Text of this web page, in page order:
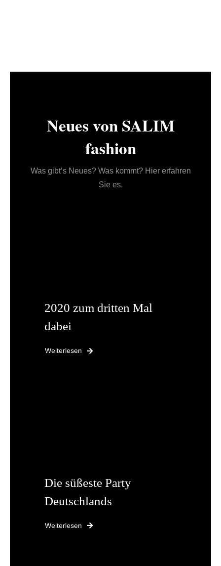
Neues von SALIM
fashion
Was gibt’s Neues? Was kommt? Hier erfahren
Sie es.
2020 zum dritten Mal
dabei
Weiterlesen
Die süßeste Party
Deutschlands
Weiterlesen